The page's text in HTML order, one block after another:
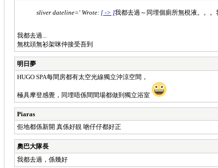
sliver dateline=' Wrote: [ -> ]我都去過～同埋個廁所無梘液。。。
我都去過...
​無枕頭無衫架咪仲接受吾到
明日夢
HUGO SPA每間房都有太空光線獨立沖涼空間，
極具摩登感覺，同埋唔係間間場都做到獨立浴室
Piaras
佢地都係新開 真係好靚 啲仔仔都好正
奧巴大隊長
我都去過，係幾好